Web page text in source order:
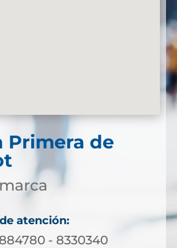
Primera de
atención:
- 8330340